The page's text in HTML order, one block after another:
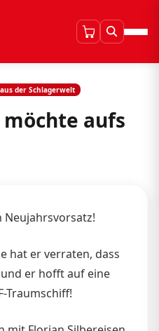
der Schlagerwelt
aufs
Neujahrsvorsatz!
hat er verraten, dass
er hofft auf eine
Traumschiff!